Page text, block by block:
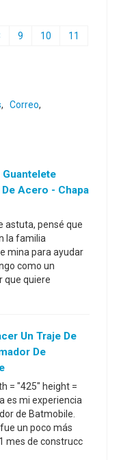
9 10
11
, Correo,
Guantelete
Acero - Chapa
astuta, pensé que
la familia
mina para ayudar
como un
que quiere
Un Traje De
De
= "425" height =
es mi experiencia
de Batmobile.
un poco más
mes de construcc